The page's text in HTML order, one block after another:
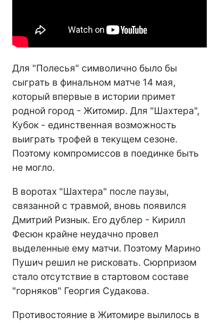
Для "Полесья" символично было бы
сыграть в финальном матче 14 мая,
который впервые в истории примет
родной город - Житомир. Для "Шахтера",
Кубок - единственная возможность
выиграть трофей в текущем сезоне.
Поэтому компромиссов в поединке быть
не могло.
В воротах "Шахтера" после паузы,
связанной с травмой, вновь появился
Дмитрий Ризнык. Его дублер - Кирилл
Фесюн крайне неудачно провел
выделенные ему матчи. Поэтому Марино
Пушич решил не рисковать. Сюрпризом
стало отсутствие в стартовом составе
"горняков" Георгия Судакова.
Противостояние в Житомире вылилось в